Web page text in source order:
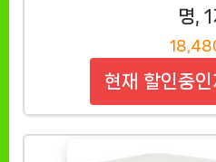
명, 1
현재 할인중인